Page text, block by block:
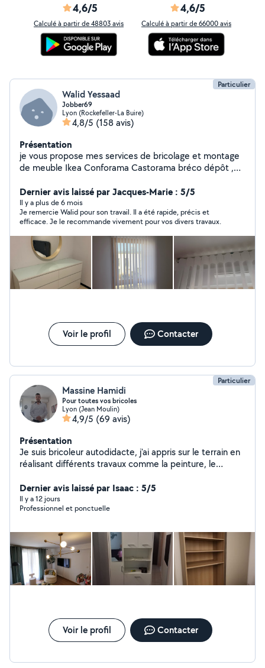
4,6/5
Calculé à partir de 48803 avis
4,6/5
Calculé à partir de 66000 avis
Particulier
Walid Yessaad
Jobber69
Lyon (Rockefeller-La Buire)
4,8/5 (158 avis)
Présentation
je vous propose mes services de bricolage et montage
de meuble Ikea Conforama Castorama bréco dépôt ,
tableau et luminaire plafonnier led , installation de tringle
à rideau
Dernier avis laissé par Jacques-Marie : 5/5
Il y a plus de 6 mois
Je remercie Walid pour son travail. Il a été rapide, précis et
efficace. Je le recommande vivement pour vos divers travaux.
Voir le profil Contacter
Particulier
Massine Hamidi
Pour toutes vos bricoles
Lyon (Jean Moulin)
4,9/5 (69 avis)
Présentation
Je suis bricoleur autodidacte, j'ai appris sur le terrain en
réalisant différents travaux comme la peinture, le
Je suis sérieux, débrouillard et j'aime le travail bien fait
Dernier avis laissé par Isaac : 5/5
Il y a 12 jours
Professionnel et ponctuelle
Voir le profil Contacter